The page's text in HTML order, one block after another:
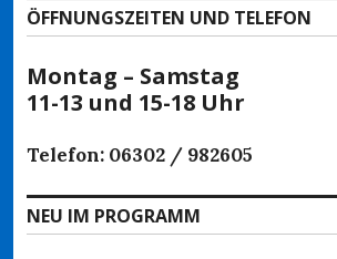
ÖFFNUNGSZEITEN UND TELEFON
Montag – Samstag
11-13 und 15-18 Uhr
Telefon: 06302 / 982605
NEU IM PROGRAMM